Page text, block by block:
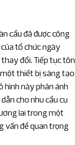
cầu đã được công
tổ chức ngày
đổi. Tiếp tục tôn
thiết bị sáng tạo
hình này phản ánh
cho nhu cầu cụ
lai trong một
vấn đề quan trọng